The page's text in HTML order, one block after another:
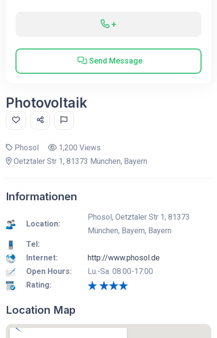
+
Send Message
Photovoltaik
Phosol
1,200 Views
Oetztaler Str 1, 81373 München, Bayern
Informationen
Location:
Phosol, Oetztaler Str 1, 81373
München, Bayern, Bayern
Tel:
Internet:
http://www.phosol.de
Open Hours:
Lu.-Sa. 08:00-17:00
Rating:
Location Map